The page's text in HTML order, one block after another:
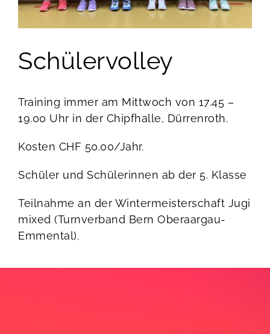
Schülervolley
Training immer am Mittwoch von 17.45 –
19.00 Uhr in der Chipfhalle, Dürrenroth.
Kosten CHF 50.00/Jahr.
Schüler und Schülerinnen ab der 5. Klasse
Teilnahme an der Wintermeisterschaft Jugi
mixed (Turnverband Bern Oberaargau-
Emmental).